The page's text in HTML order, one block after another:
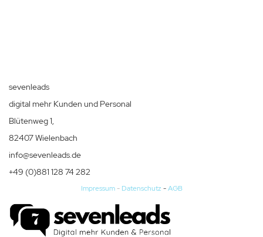
sevenleads
digital mehr Kunden und Personal
Blütenweg 1,
82407 Wielenbach
info@sevenleads.de
+49 (0)881 128 74 282
Impressum- Datenschutz -AGB